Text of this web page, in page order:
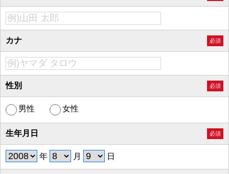
カナ 必須
性別 必須
男性 女性
生年月日 必須
年 月 日